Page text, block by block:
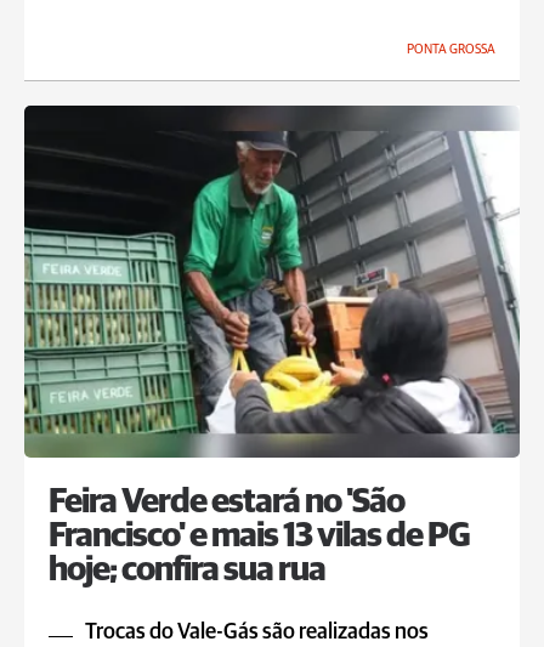
PONTA GROSSA
Feira Verde estará no 'São
Francisco' e mais 13 vilas de PG
hoje; confira sua rua
Trocas do Vale-Gás são realizadas nos